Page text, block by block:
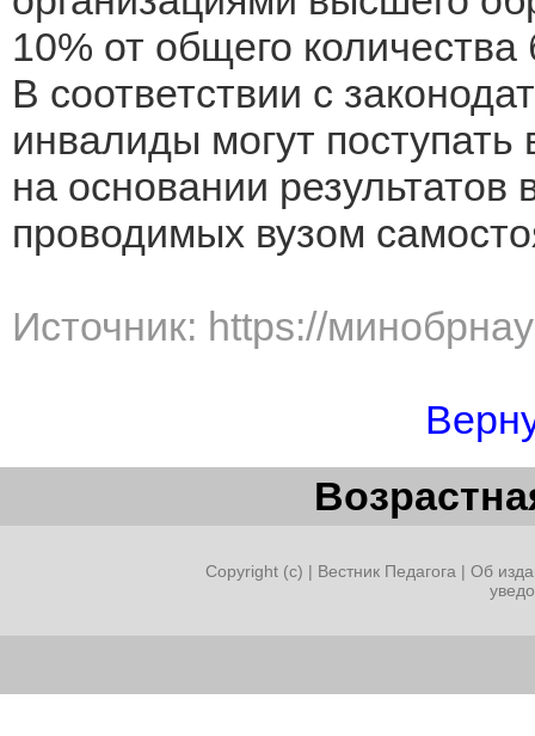
10% от общего
В соответствии с
инвалиды могут
на основании
проводимых вузом
Источник: https://
Copyright (c) | Вестник Педагога | Об